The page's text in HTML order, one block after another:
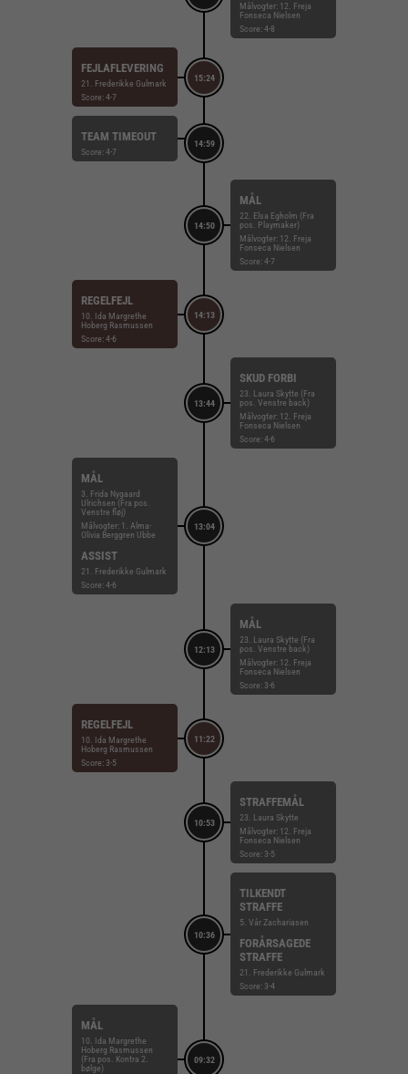
Målvogter: 12. Freja
Fonseca Nielsen
Score: 4-8
15:24
FEJLAFLEVERING
21. Frederikke Gulmark
Score: 4-7
14:59
TEAM TIMEOUT
Score: 4-7
14:50
MÅL
22. Elsa Egholm (Fra
pos. Playmaker)
Målvogter: 12. Freja
Fonseca Nielsen
Score: 4-7
14:13
REGELFEJL
10. Ida Margrethe
Hoberg Rasmussen
Score: 4-6
13:44
SKUD FORBI
23. Laura Skytte (Fra
pos. Venstre back)
Målvogter: 12. Freja
Fonseca Nielsen
Score: 4-6
13:04
MÅL
3. Frida Nygaard
Ulrichsen (Fra pos.
Venstre fløj)
Målvogter: 1. Alma-
Olivia Berggren Ubbe
ASSIST
21. Frederikke Gulmark
Score: 4-6
12:13
MÅL
23. Laura Skytte (Fra
pos. Venstre back)
Målvogter: 12. Freja
Fonseca Nielsen
Score: 3-6
11:22
REGELFEJL
10. Ida Margrethe
Hoberg Rasmussen
Score: 3-5
10:53
STRAFFEMÅL
23. Laura Skytte
Målvogter: 12. Freja
Fonseca Nielsen
Score: 3-5
10:36
TILKENDT
STRAFFE
5. Vár Zachariasen
FORÅRSAGEDE
STRAFFE
21. Frederikke Gulmark
Score: 3-4
09:32
MÅL
10. Ida Margrethe
Hoberg Rasmussen
(Fra pos. Kontra 2.
bølge)